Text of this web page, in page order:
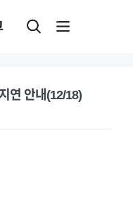
연 안내(12/18)